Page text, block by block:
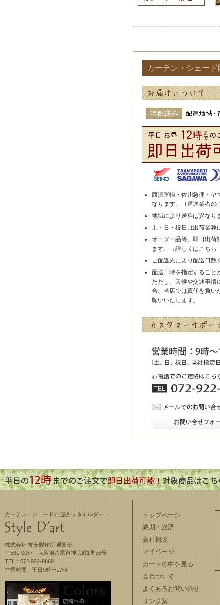
カーテン・シェー
西濃運輸・佐川急便・ヤ
なります。（運送業者の
地域により送料は異なり
土・日・祝日は出荷業務
オーダー品等、即日出荷
ます。→詳しくはこちら
ご配達先により配送日数
配送日時を指定すること
ただし、天候や交通事情
合、当店では責任を負い
願いいたします。
カーテン・シェードの通販 スタイルダート
株式会社 友安製作所 通販部
〒581-0067 大阪府八尾市神武町1番36号
TEL：072-922-8869
営業時間：平日9時〜17時
トップページ
納期・決済
会社概要
マイページ
カートの中を見る
会員ついて
よくあるお問い合せ
リンク集